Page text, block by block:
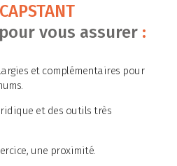
CAPSTANT
vous assurer :
et complémentaires pour
et des outils très
une proximité.